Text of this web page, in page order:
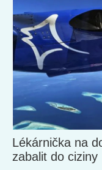
Lékárnička na
zabalit do ciziny